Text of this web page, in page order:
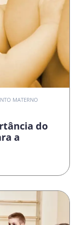
MATERNO
do
a